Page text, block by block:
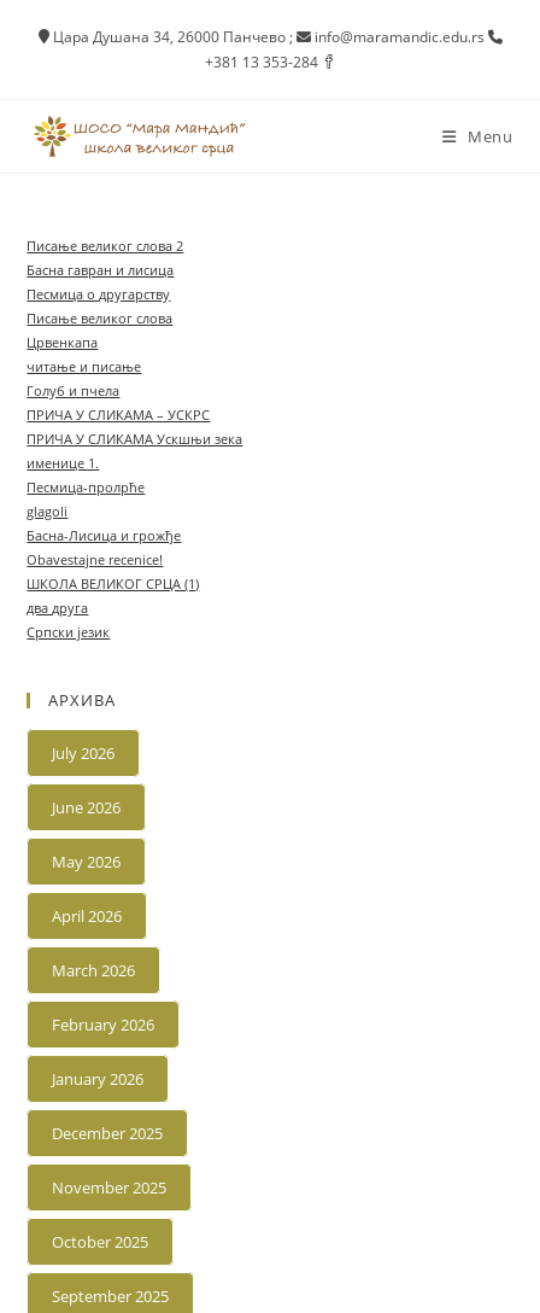
Цара Душана 34, 26000 Панчево;
info@maramandic.edu.rs
+381 13 353-284
Menu
Писање великог слова 2
Басна гавран и лисица
Песмица о другарству
Писање великог слова
Црвенкапа
читање и писање
Голуб и пчела
ПРИЧА У СЛИКАМА – УСКРС
ПРИЧА У СЛИКАМА Ускшњи зека
именице 1.
Песмица-пролрће
glagoli
Басна-Лисица и грожђе
Obavestajne recenice!
ШКОЛА ВЕЛИКОГ СРЦА (1)
два друга
Српски језик
АРХИВА
July 2026
June 2026
May 2026
April 2026
March 2026
February 2026
January 2026
December 2025
November 2025
October 2025
September 2025